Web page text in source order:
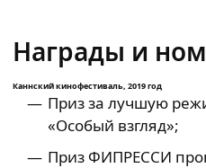
Награды и
Каннский кинофестиваль, 2019 год
Приз за лучшую
«Особый взгляд»;
Приз ФИПРЕССИ